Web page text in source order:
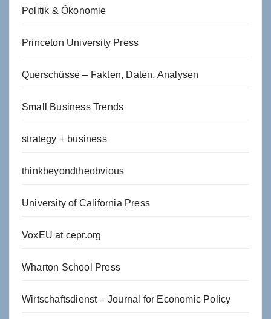
Politik & Ökonomie
Princeton University Press
Querschüsse – Fakten, Daten, Analysen
Small Business Trends
strategy + business
thinkbeyondtheobvious
University of California Press
VoxEU at cepr.org
Wharton School Press
Wirtschaftsdienst – Journal for Economic Policy